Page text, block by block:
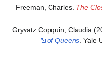
Freeman, Charles. The
Gryvatz Copquin, Claudia
of Queens . Yale